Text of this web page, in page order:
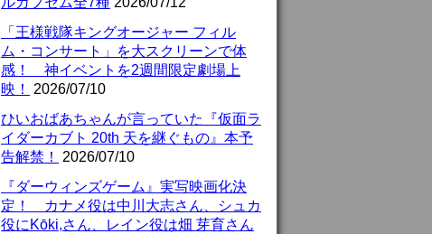
「王様戦隊キングオージャー フィル
ム・コンサート」を大スクリーンで体
感！ 神イベントを2週間限定劇場上
映！
2026/07/10
ひいおばあちゃんが言っていた『仮面ラ
イダーカブト 20th 天を継ぐもの』本予
告解禁！
2026/07/10
『ダーウィンズゲーム』実写映画化決
定！ カナメ役は中川大志さん、シュカ
役にKōki,さん、レイン役は畑 芽育さん